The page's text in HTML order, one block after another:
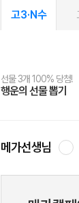
고3·N수
선물 3개 100% 당첨!
행운의 선물 뽑기
선물 100% 증정!
메가스터디 X 올리브
여름방학 스터디 캐시백
메가런 썸머스쿨
2027 러셀 단과
강사 공개선발
스마트러닝앱
설문 EVENT
메가패스
3일 무료 체험권
메가패스 수강생 무료혜
메가클럽 멤버십
사회공헌 캠페인
희망이룸 메가나눔
메가선생님